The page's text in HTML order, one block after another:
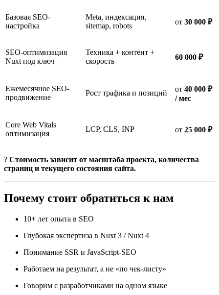
Базовая SEO-
настройка
Meta, индексация,
sitemap, robots
от 30 000 ₽
SEO-оптимизация
Nuxt под ключ
Техника + контент +
скорость
60 000 ₽
Ежемесячное SEO-
продвижение
Рост трафика и позиций от 40 000 ₽
/ мес
Core Web Vitals
оптимизация
LCP, CLS, INP от 25 000 ₽
? Стоимость зависит от масштаба проекта, количества
страниц и текущего состояния сайта.
Почему стоит обратиться к нам
10+ лет опыта в SEO
Глубокая экспертиза в Nuxt 3 / Nuxt 4
Понимание SSR и JavaScript-SEO
Работаем на результат, а не «по чек-листу»
Говорим с разработчиками на одном языке